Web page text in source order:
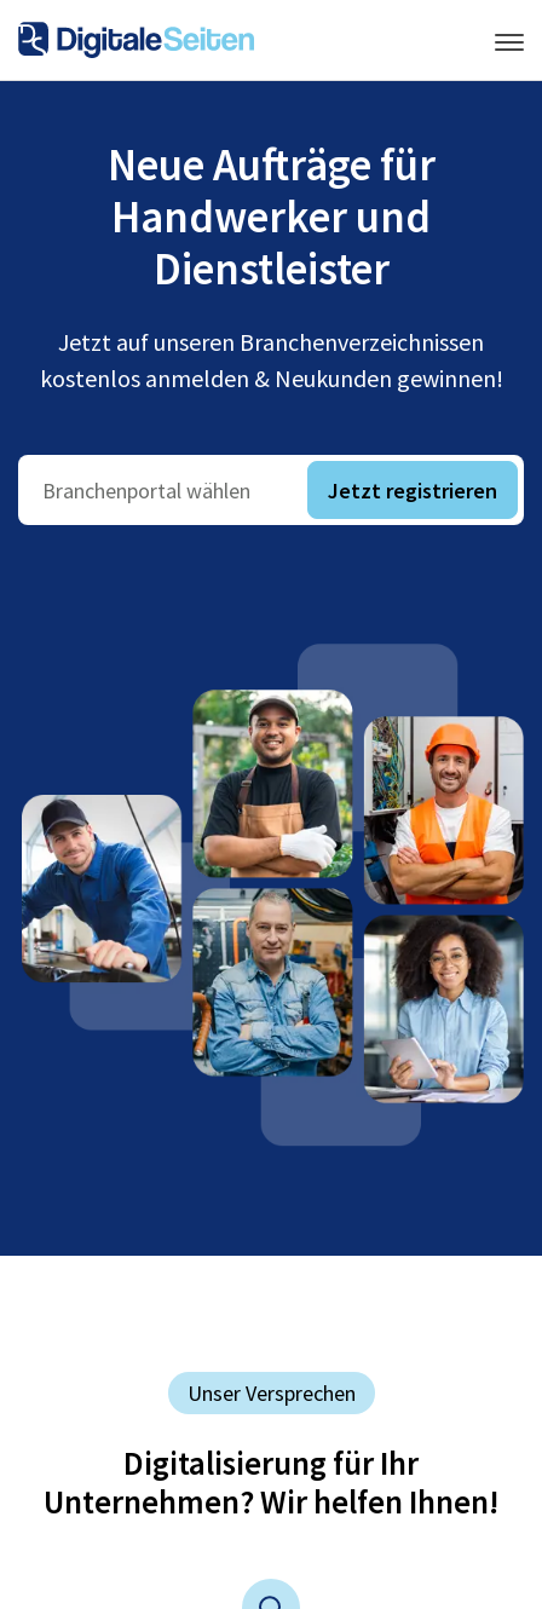
Neue Aufträge für
Handwerker und
Dienstleister
Jetzt auf unseren Branchenverzeichnissen
kostenlos anmelden & Neukunden gewinnen!
Branchenportal wählen Jetzt registrieren
Unser Versprechen
Digitalisierung für Ihr
Unternehmen? Wir helfen Ihnen!